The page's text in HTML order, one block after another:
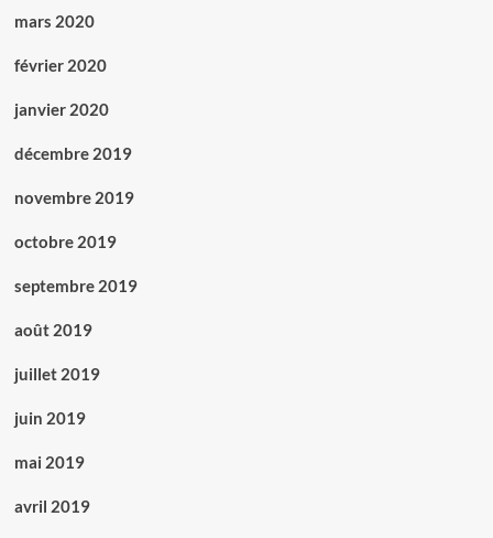
mars 2020
février 2020
janvier 2020
décembre 2019
novembre 2019
octobre 2019
septembre 2019
août 2019
juillet 2019
juin 2019
mai 2019
avril 2019